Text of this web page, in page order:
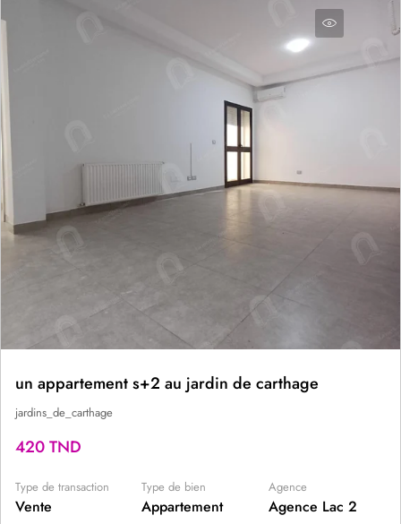
un appartement s+2 au jardin de carthage
jardins_de_carthage
420 TND
Type de transaction
Vente
Type de bien
Appartement
Agence
Agence Lac 2